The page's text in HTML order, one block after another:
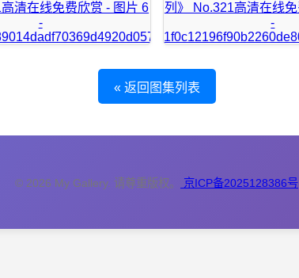
« 返回图集列表
© 2026 My Gallery. 请尊重版权。 京ICP备2025128386号